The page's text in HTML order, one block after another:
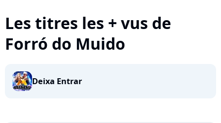
Les titres les + vus de
Forró do Muido
Deixa Entrar